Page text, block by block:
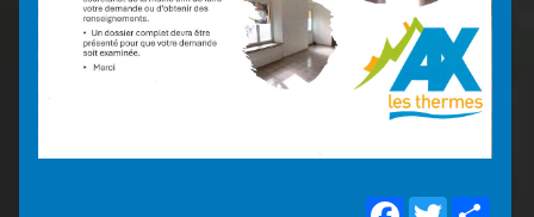
Facebook
Twitter